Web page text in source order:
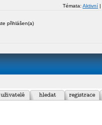
přihlášen(a)
Témata: Aktivní |